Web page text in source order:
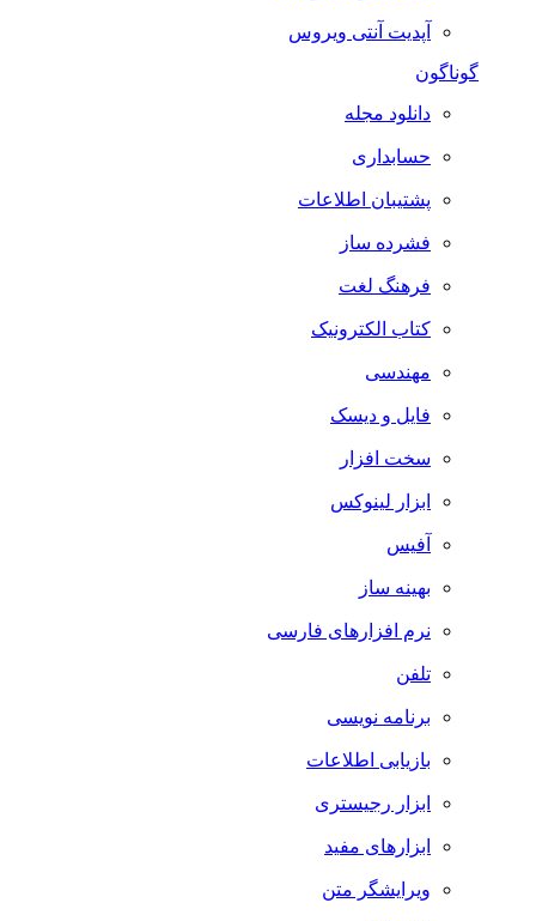
آپدیت آنتی ویروس
گوناگون
دانلود مجله
حسابداری
پشتیبان اطلاعات
فشرده ساز
فرهنگ لغت
کتاب الکترونیک
مهندسی
فایل و دیسک
سخت افزار
ابزار لینوکس
آفیس
بهینه ساز
نرم افزارهای فارسی
تلفن
برنامه نویسی
بازیابی اطلاعات
ابزار رجیستری
ابزارهای مفید
ویرایشگر متن